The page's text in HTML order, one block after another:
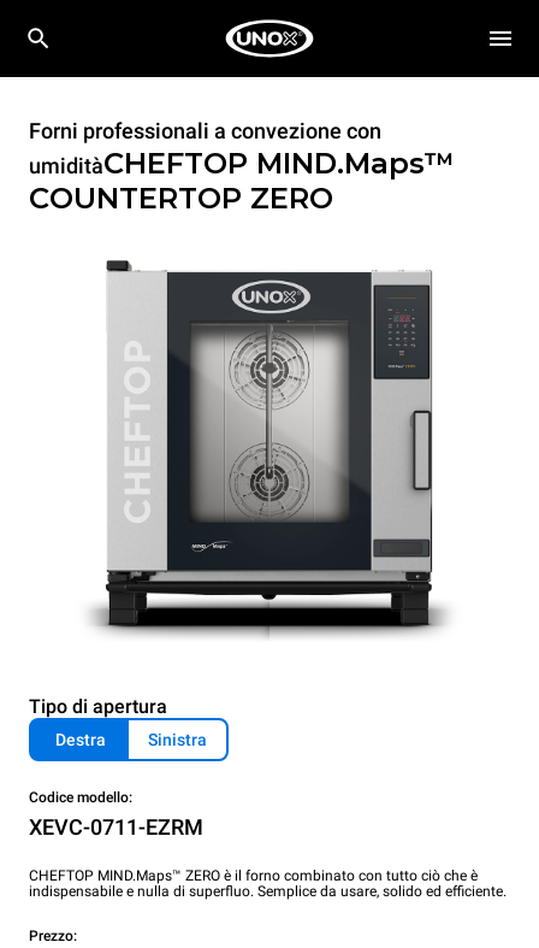
Forni professionali a convezione con
umiditàCHEFTOP MIND.Maps™
COUNTERTOP ZERO
Tipo di apertura
Destra Sinistra
Codice modello:
XEVC-0711-EZRM
CHEFTOP MIND.Maps™ ZERO è il forno combinato con tutto ciò che è
indispensabile e nulla di superfluo. Semplice da usare, solido ed efficiente.
Prezzo: